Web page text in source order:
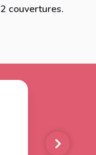
couvertures.